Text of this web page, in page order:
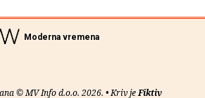
Moderna vremena
© MV Info d.o.o. 2026. • Kriv jeFiktiv